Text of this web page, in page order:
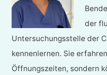
der
Untersuchungsstelle der
kennenlernen. Sie
Öffnungszeiten, sondern